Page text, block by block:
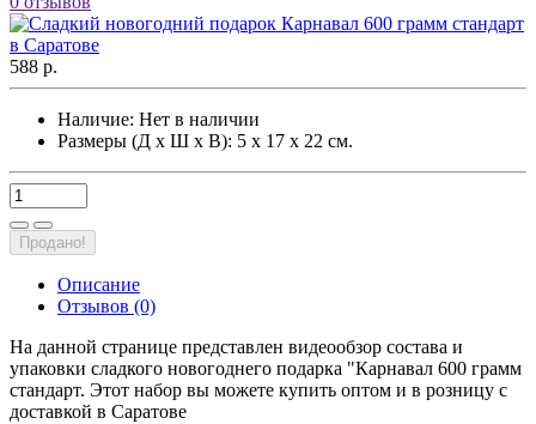
588 р.
Наличие: Нет в наличии
Размеры (Д х Ш х В): 5 х 17 х 22 см.
Продано!
Описание
Отзывов (0)
На данной странице представлен видеообзор состава и
упаковки сладкого новогоднего подарка "Карнавал 600 грамм
стандарт. Этот набор вы можете купить оптом и в розницу с
доставкой в Саратове